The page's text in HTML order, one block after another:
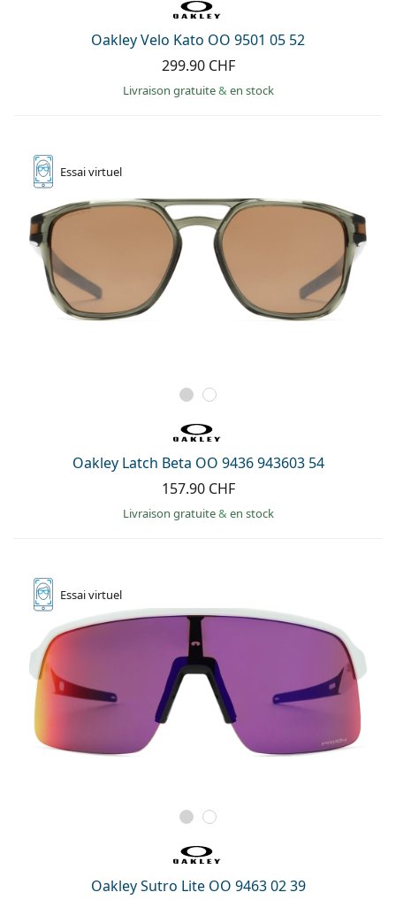
Oakley Velo Kato OO 9501 05 52
299.90 CHF
Livraison gratuite& en stock
Essaivirtuel
Oakley Latch Beta OO 9436 943603 54
157.90 CHF
Livraison gratuite& en stock
Essaivirtuel
Oakley Sutro Lite OO 9463 02 39